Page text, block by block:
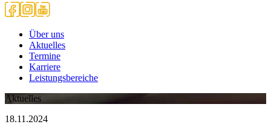
Über uns
Aktuelles
Termine
Karriere
Leistungsbereiche
Aktuelles
18.11.2024